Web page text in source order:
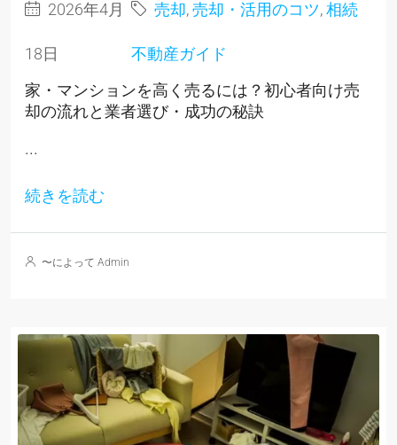
2026年4月
18日
売却,売却・活用のコツ,相続
不動産ガイド
家・マンションを高く売るには？初心者向け売
却の流れと業者選び・成功の秘訣
...
続きを読む
〜によって Admin